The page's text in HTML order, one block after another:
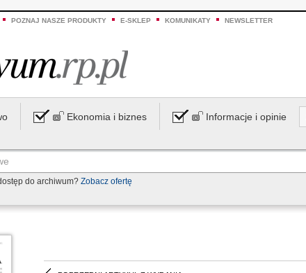
POZNAJ NASZE PRODUKTY E-SKLEP KOMUNIKATY NEWSLETTER
Ekonomia i biznes Informacje i opinie
do archiwum? Zobacz ofertę